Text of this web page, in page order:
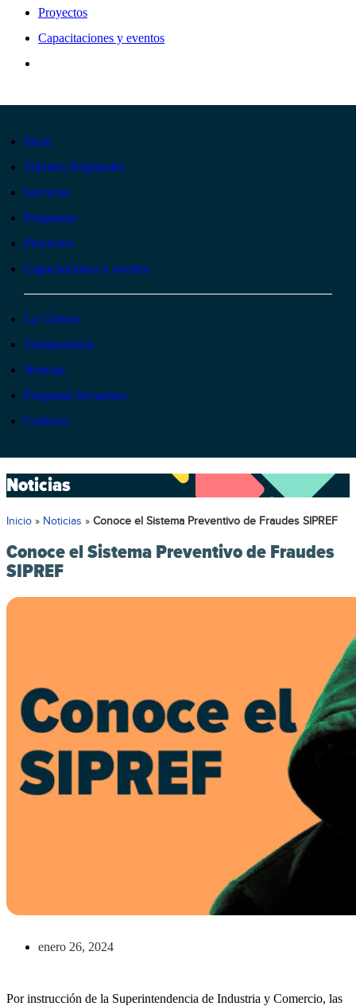
Proyectos
Capacitaciones y eventos
Inicio
Trámites Registrales
Servicios
Programas
Proyectos
Capacitaciones y eventos
La Cámara
Transparencia
Noticias
Preguntas frecuentes
Contacto
Noticias
Inicio » Noticias » Conoce el Sistema Preventivo de Fraudes SIPREF
Conoce el Sistema Preventivo de Fraudes
SIPREF
enero 26, 2024
Por instrucción de la Superintendencia de Industria y Comercio, las